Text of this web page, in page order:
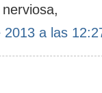
a las